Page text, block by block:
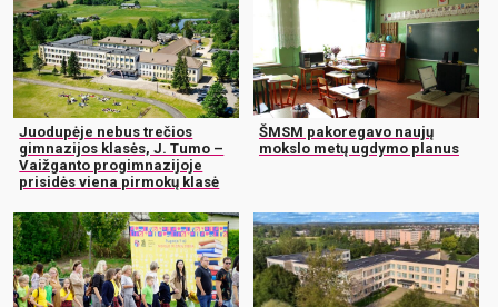
Juodupėje nebus trečios
gimnazijos klasės, J. Tumo –
Vaižganto progimnazijoje
prisidės viena pirmokų klasė
ŠMSM pakoregavo naujų
mokslo metų ugdymo planus